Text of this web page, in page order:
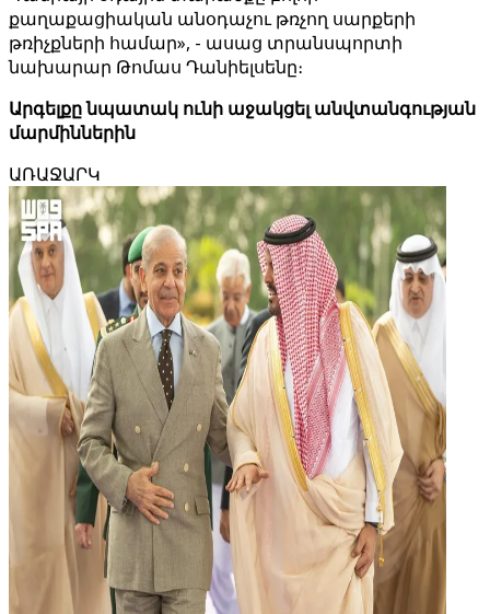
քաղաքացիական անօդաչու թռչող սարքերի
թռիչքների համար», - ասաց տրանսպորտի
նախարար Թոմաս Դանիելսենը։
Արգելքը նպատակ ունի աջակցել անվտանգության
մարմիններին
ԱՌԱՋԱՐԿ